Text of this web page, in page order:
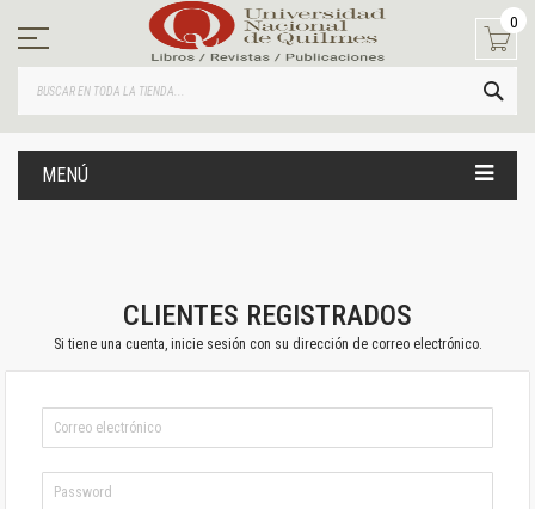
contenido
0
MENÚ
CLIENTES REGISTRADOS
Si tiene una cuenta, inicie sesión con su dirección de correo electrónico.